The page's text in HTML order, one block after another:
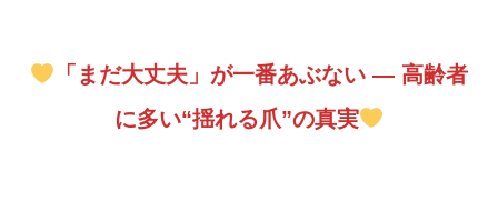
「まだ大丈夫」が一番あぶない ― 高齢者
に多い“揺れる爪”の真実